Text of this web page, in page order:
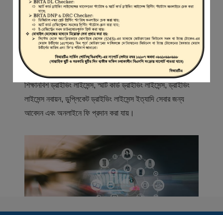
স্বাগতম
বিআরটিএ সার্ভিস পোর্টাল (বিএসপি) বাংলাদেশ রোড ট্রান্সপোর্ট অথরিটি
(বিআরটিএ) এর একটি অনলাইন সেবা প্রদানের মাধ্যম যেখানে ড্রাইভার,
মোটরযান মালিক, মোটরযান বিক্রেতাদের নিবন্ধিত করা হয় এবং
শিক্ষানবিশ ড্রাইভিং লাইসেন্স, স্মার্ট কার্ড ড্রাইভিং লাইসেন্স, ড্রাইভিং
লাইসেন্স নবায়ন, ডুপ্লিকেট ড্রাইভিং লাইসেন্স ইত্যাদি সেবার জন্য
আবেদন এবং অনলাইনে ফি প্রদান করা যায়।